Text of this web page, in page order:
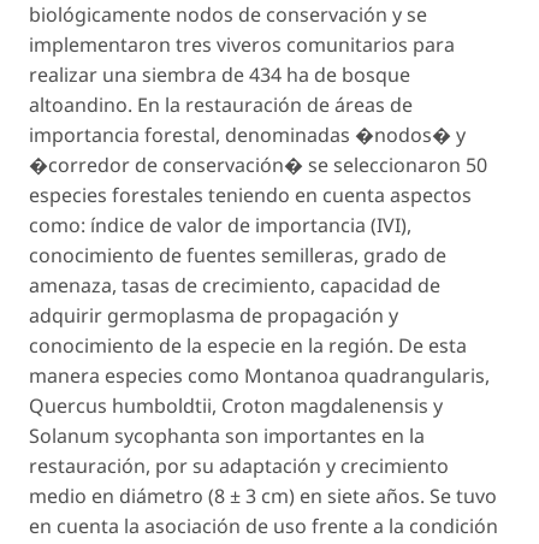
biológicamente nodos de conservación y se
implementaron tres viveros comunitarios para
realizar una siembra de 434 ha de bosque
altoandino. En la restauración de áreas de
importancia forestal, denominadas �nodos� y
�corredor de conservación� se seleccionaron 50
especies forestales teniendo en cuenta aspectos
como: índice de valor de importancia (IVI),
conocimiento de fuentes semilleras, grado de
amenaza, tasas de crecimiento, capacidad de
adquirir germoplasma de propagación y
conocimiento de la especie en la región. De esta
manera especies como Montanoa quadrangularis,
Quercus humboldtii, Croton magdalenensis y
Solanum sycophanta son importantes en la
restauración, por su adaptación y crecimiento
medio en diámetro (8 ± 3 cm) en siete años. Se tuvo
en cuenta la asociación de uso frente a la condición